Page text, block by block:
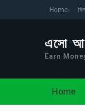
Home
এসো
Earn
Home